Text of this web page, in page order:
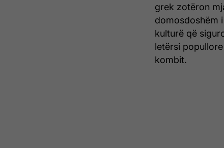
grek zotëron
domosdoshëm
kulturë që
letërsi
kombit.